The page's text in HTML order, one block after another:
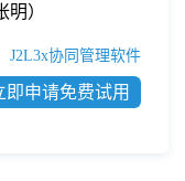
明）
J2L3x协同管理软件
即申请免费试用